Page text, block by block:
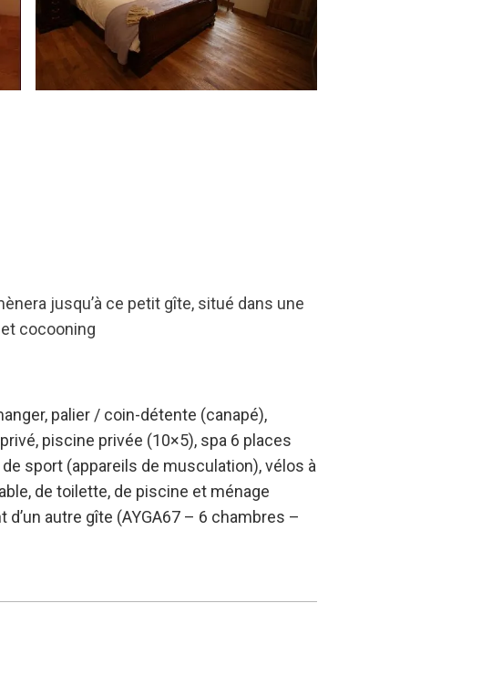
jusqu’à ce petit gîte, situé dans une
cocooning
palier / coin-détente (canapé),
piscine privée (10×5), spa 6 places
sport (appareils de musculation), vélos à
de toilette, de piscine et ménage
autre gîte (AYGA67 – 6 chambres –